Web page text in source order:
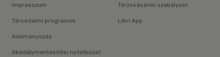
Impresszum
Társadalmi programok
Adományozás
Akadálymentesítési nyilatkozat
Törzsvásárlói szabályzat
Libri App